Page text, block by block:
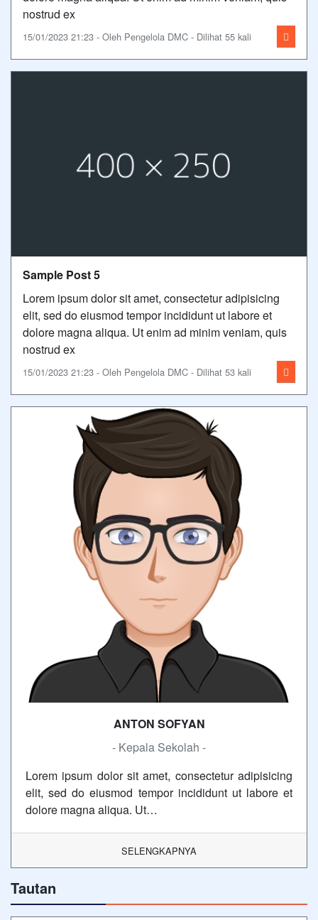
nostrud ex
15/01/2023 21:23 - Oleh Pengelola DMC - Dilihat 55 kali
Sample Post 5
Lorem ipsum dolor sit amet, consectetur adipisicing
elit, sed do eiusmod tempor incididunt ut labore et
dolore magna aliqua. Ut enim ad minim veniam, quis
nostrud ex
15/01/2023 21:23 - Oleh Pengelola DMC - Dilihat 53 kali
ANTON SOFYAN
- Kepala Sekolah -
Lorem ipsum dolor sit amet, consectetur adipisicing
elit, sed do eiusmod tempor incididunt ut labore et
dolore magna aliqua. Ut…
SELENGKAPNYA
Tautan